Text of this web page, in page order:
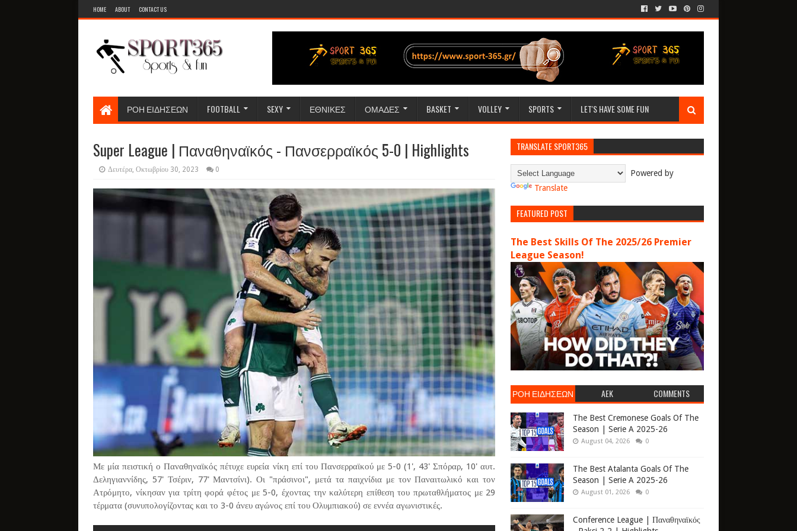
HOME ABOUT CONTACT US
ΡΟΗ ΕΙΔΗΣΕΩΝ FOOTBALL SEXY ΕΘΝΙΚΕΣ ΟΜΑΔΕΣ BASKET VOLLEY SPORTS LET'S HAVE SOME FUN
Super League | Παναθηναϊκός - Πανσερραϊκός 5-0 | Highlights
Δευτέρα, Οκτωβρίου 30, 2023 0
Με μία πειστική ο Παναθηναϊκός πέτυχε ευρεία νίκη επί του Πανσερραϊκού με 5-0 (1', 43' Σπόραρ, 10' αυτ.
Δεληγιαννίδης, 57' Τσέριν, 77' Μαντσίνι). Οι "πράσινοι", μετά τα παιχνίδια με τον Παναιτωλικό και τον
Ατρόμητο, νίκησαν για τρίτη φορά φέτος με 5-0, έχοντας την καλύτερη επίθεση του πρωταθλήματος με 29
τέρματα (συνυπολογίζοντας και το 3-0 άνευ αγώνος επί του Ολυμπιακού) σε εννέα αγωνιστικές.
TRANSLATE SPORT365
Powered by
Translate
FEATURED POST
The Best Skills Of The 2025/26 Premier
League Season!
ΡΟΗ ΕΙΔΗΣΕΩΝ AEK COMMENTS
The Best Cremonese Goals Of The
Season | Serie A 2025-26
August 04, 2026 0
The Best Atalanta Goals Of The
Season | Serie A 2025-26
August 01, 2026 0
Conference League | Παναθηναϊκός